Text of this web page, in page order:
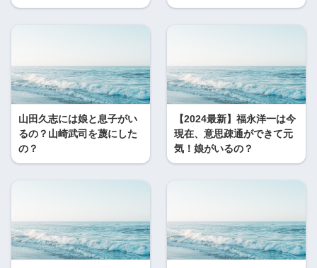
山田久志には娘と息子がい
るの？山崎武司を蔑にした
の？
【2024最新】福永洋一は今
現在、意思疎通ができて元
気！娘がいるの？